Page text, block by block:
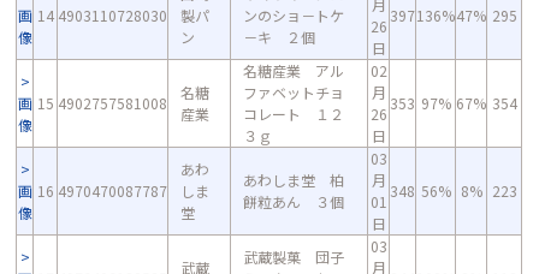
画
像
14 4903110728030
製パ
ン
ンのショ－トケ
－キ ２個
月
26
日
397136%47% 295
画
像
15 4902757581008
名糖
産業
名糖産業 アル
ファベットチョ
コレート １２
３ｇ
02
月
26
日
353 97% 67% 354
画
像
16 4970470087787
あわ
しま
堂
あわしま堂 柏
餅粒あん ３個
03
月
01
日
348 56% 8% 223
武蔵
武蔵製菓 団子
03
月